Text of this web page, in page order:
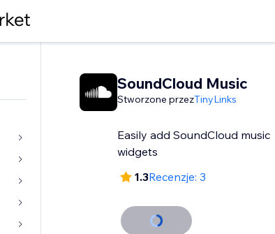
SoundCloud Music
Stworzone przezTinyLinks
Easily add SoundCloud music
widgets
1.3Recenzje: 3